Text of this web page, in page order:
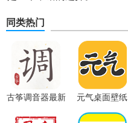
同类热门
古筝调音器最新
元气桌面壁纸
App